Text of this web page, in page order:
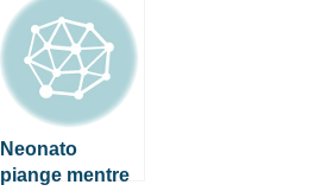
consigli utili per
non sbagliare
Neonato
piange mentre